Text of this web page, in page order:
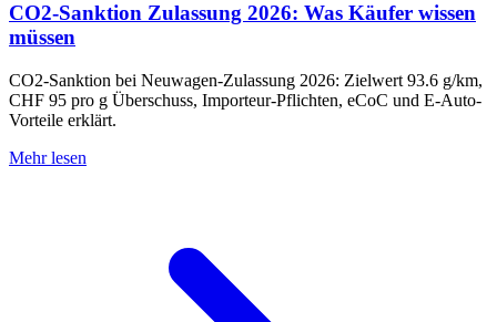
CO2-Sanktion Zulassung 2026: Was Käufer wissen
müssen
CO2-Sanktion bei Neuwagen-Zulassung 2026: Zielwert 93.6 g/km,
CHF 95 pro g Überschuss, Importeur-Pflichten, eCoC und E-Auto-
Vorteile erklärt.
Mehr lesen